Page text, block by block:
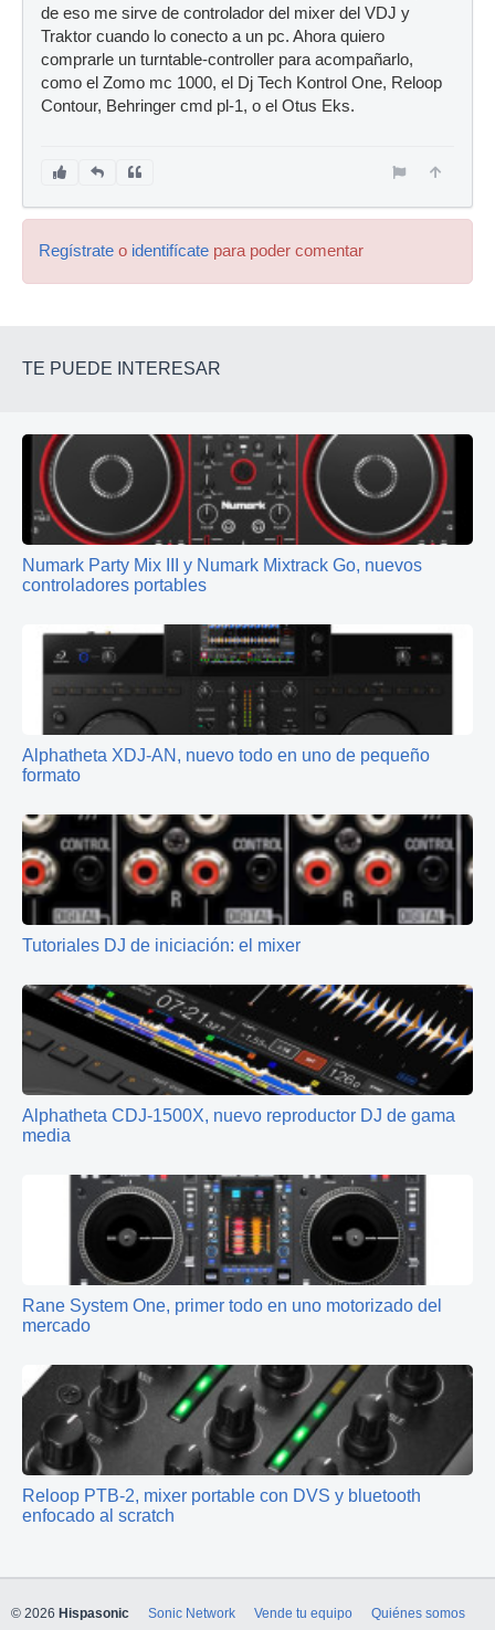
de eso me sirve de controlador del mixer del VDJ y
Traktor cuando lo conecto a un pc. Ahora quiero
comprarle un turntable-controller para acompañarlo,
como el Zomo mc 1000, el Dj Tech Kontrol One, Reloop
Contour, Behringer cmd pl-1, o el Otus Eks.
Regístrate o identifícate para poder comentar
TE PUEDE INTERESAR
Numark Party Mix III y Numark Mixtrack Go, nuevos
controladores portables
Alphatheta XDJ-AN, nuevo todo en uno de pequeño
formato
Tutoriales DJ de iniciación: el mixer
Alphatheta CDJ-1500X, nuevo reproductor DJ de gama
media
Rane System One, primer todo en uno motorizado del
mercado
Reloop PTB-2, mixer portable con DVS y bluetooth
enfocado al scratch
© 2026 Hispasonic Sonic Network Vende tu equipo Quiénes somos